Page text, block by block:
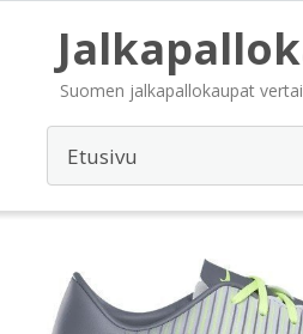
Suomen jalkapallokaupat